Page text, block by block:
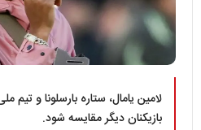
لامین یامال، ستاره بارسلونا و تیم
بازیکنان دیگر مقایسه شود.